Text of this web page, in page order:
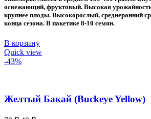
освежающий, фруктовый. Высокая
крупнее плоды. Высокорослый, среднеранний
конца сезона. В пакетике 8-10 семян.
В корзину
Quick view
-43%
Желтый Бакай (Buckeye Yellow)